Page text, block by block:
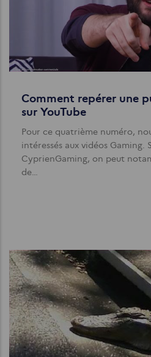
Comment repérer une
sur YouTube
Pour ce quatrième numéro,
intéressés aux vidéos Gaming.
CyprienGaming, on peut
de…